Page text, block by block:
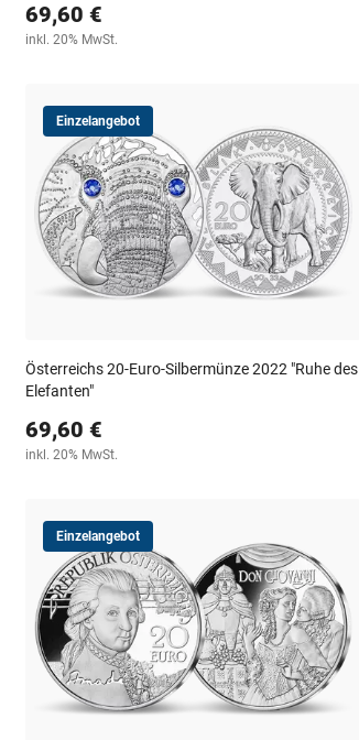
69,60 €
inkl. 20% MwSt.
Einzelangebot
Österreichs 20-Euro-Silbermünze 2022 "Ruhe des
Elefanten"
69,60 €
inkl. 20% MwSt.
Einzelangebot